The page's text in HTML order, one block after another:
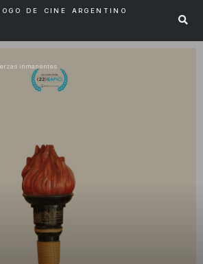
DE CINE ARGENTINO
inmanentes